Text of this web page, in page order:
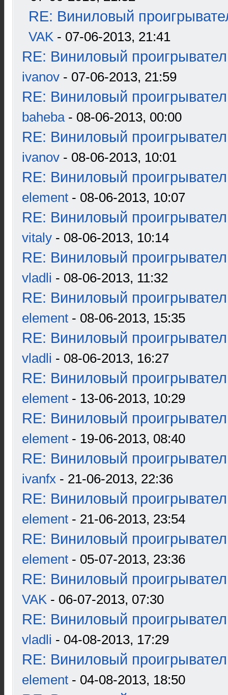
RE: Виниловый
VAK - 07-06-2013, 21:41
RE: Виниловый
ivanov - 07-06-2013, 21:59
RE: Виниловый
baheba- 08-06-2013, 00:00
RE: Виниловый
ivanov - 08-06-2013, 10:01
RE: Виниловый
element - 08-06-2013, 10:07
RE: Виниловый
vitaly - 08-06-2013, 10:14
RE: Виниловый
vladli - 08-06-2013, 11:32
RE: Виниловый
element - 08-06-2013, 15:35
RE: Виниловый
vladli - 08-06-2013, 16:27
RE: Виниловый
element - 13-06-2013, 10:29
RE: Виниловый
element - 19-06-2013, 08:40
RE: Виниловый
ivanfx - 21-06-2013, 22:36
RE: Виниловый
element - 21-06-2013, 23:54
RE: Виниловый
element - 05-07-2013, 23:36
RE: Виниловый
VAK - 06-07-2013, 07:30
RE: Виниловый
vladli - 04-08-2013, 17:29
RE: Виниловый
element - 04-08-2013, 18:50